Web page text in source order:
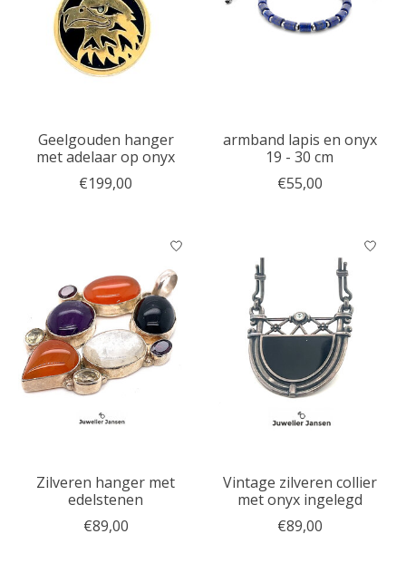
Geelgouden hanger
met adelaar op onyx
€199,00
armband lapis en onyx
19 - 30 cm
€55,00
Zilveren hanger met
edelstenen
€89,00
Vintage zilveren collier
met onyx ingelegd
€89,00